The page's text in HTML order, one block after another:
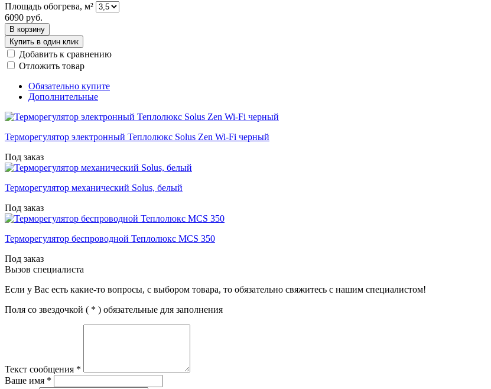
Площадь обогрева, м²
6090 руб.
В корзину
Купить в один клик
Добавить к сравнению
Отложить товар
Обязательно купите
Дополнительные
Терморегулятор электронный Теплолюкс Solus Zen Wi-Fi черный
Под заказ
Терморегулятор механический Solus, белый
Под заказ
Терморегулятор беспроводной Теплолюкс MCS 350
Под заказ
Вызов специалиста
Если у Вас есть какие-то вопросы, с выбором товара, то обязательно свяжитесь с нашим специалистом!
Поля со звездочкой ( * ) обязательные для заполнения
Текст сообщения *
Ваше имя *